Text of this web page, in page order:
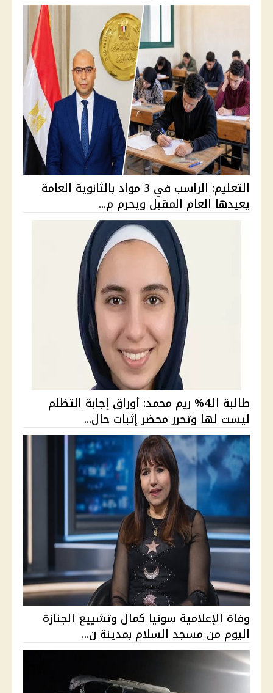
التعليم: الراسب في 3 مواد بالثانوية العامة
يعيدها العام المقبل ويحرم م...
طالبة الـ4% ريم محمد: أوراق إجابة التظلم
ليست لها وتحرر محضر إثبات حال...
وفاة الإعلامية سونيا كمال وتشييع الجنازة
اليوم من مسجد السلام بمدينة ن...